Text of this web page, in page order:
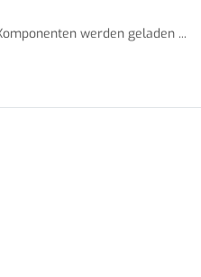
werden geladen ...